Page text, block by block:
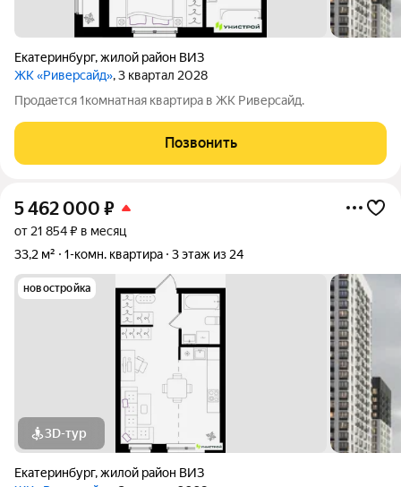
Екатеринбург,жилой район ВИЗ
ЖК «Риверсайд», 3 квартал 2028
Продается 1комнатная квартира в ЖК Риверсайд.
Позвонить
5 462 000 ₽
от 21 854 ₽ в месяц
33,2 м²
1-комн. квартира 3 этаж из 24
новостройка
3D-тур
Екатеринбург,жилой район ВИЗ